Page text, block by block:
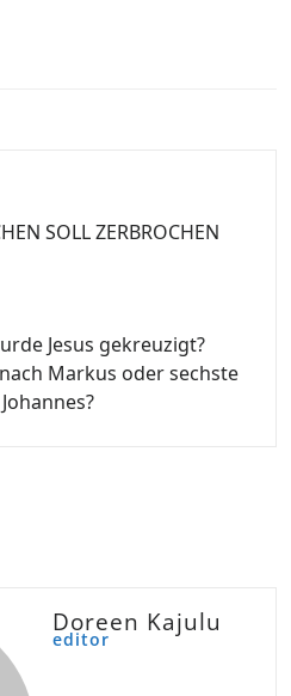
SOLL ZERBROCHEN
Jesus gekreuzigt?
Markus oder sechste
Doreen Kajulu
editor